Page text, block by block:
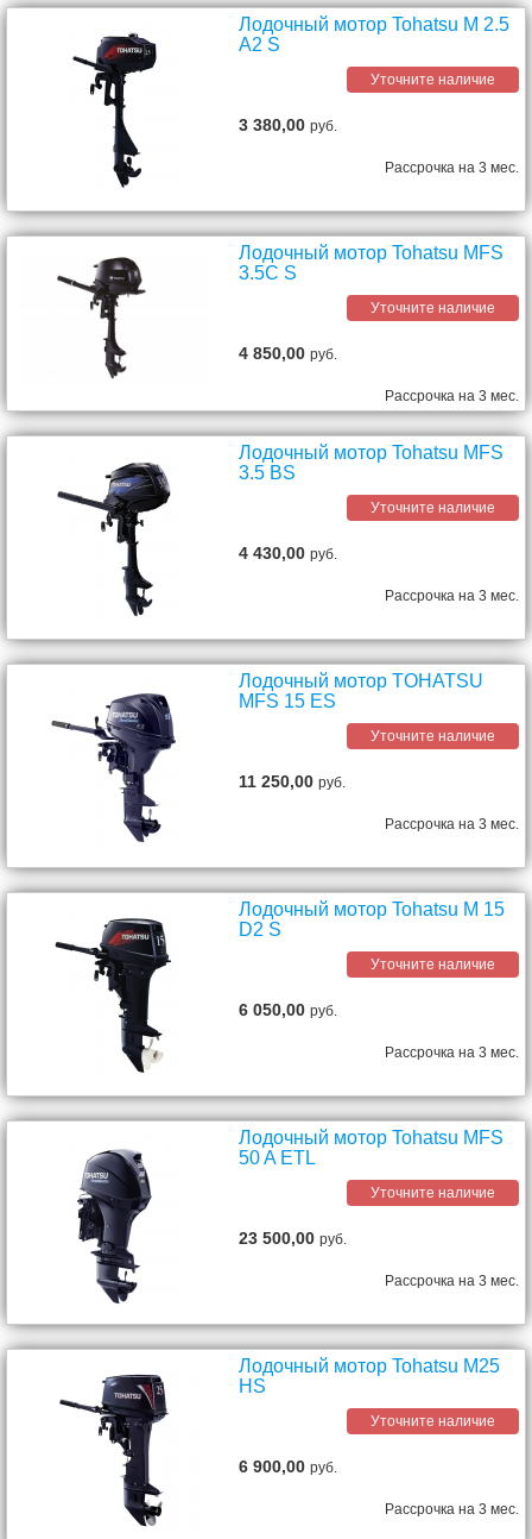
Лодочный мотор Tohatsu M 2.5
А2 S
Уточните наличие
3 380,00руб.
Рассрочка на 3 мес.
Лодочный мотор Tohatsu MFS
3.5C S
Уточните наличие
4 850,00руб.
Рассрочка на 3 мес.
Лодочный мотор Tohatsu MFS
3.5 BS
Уточните наличие
4 430,00руб.
Рассрочка на 3 мес.
Лодочный мотор TOHATSU
MFS 15 ES
Уточните наличие
11 250,00руб.
Рассрочка на 3 мес.
Лодочный мотор Tohatsu M 15
D2 S
Уточните наличие
6 050,00руб.
Рассрочка на 3 мес.
Лодочный мотор Tohatsu MFS
50 A ETL
Уточните наличие
23 500,00руб.
Рассрочка на 3 мес.
Лодочный мотор Tohatsu M25
HS
Уточните наличие
6 900,00руб.
Рассрочка на 3 мес.